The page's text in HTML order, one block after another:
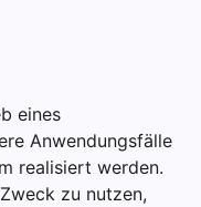
eines
Anwendungsfälle
realisiert werden.
zu nutzen,